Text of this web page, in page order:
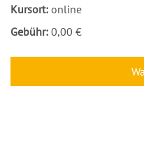
Kursort: online
Gebühr: 0,00 €